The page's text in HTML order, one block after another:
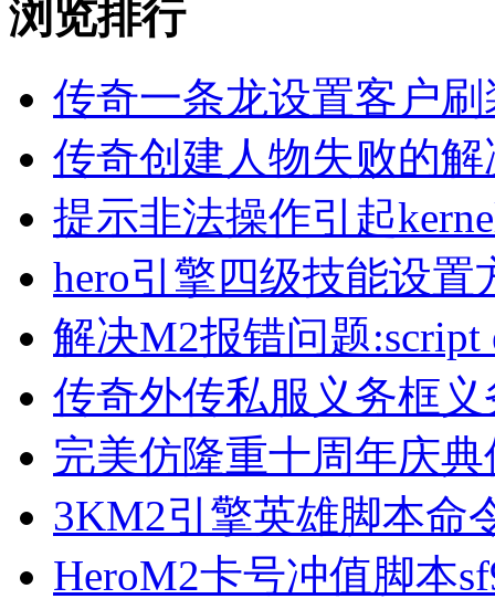
浏览排行
传奇一条龙设置客户
传奇创建人物失败的
提示非法操作引起
hero引擎四级技能设置
解决M2报错问题:script
传奇外传私服义务框
完美仿隆重十周年庆
3KM2引擎英雄脚本命
HeroM2卡号冲值脚本